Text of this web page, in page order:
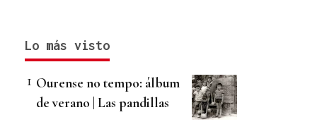
Lo más visto
Ourense no tempo: álbum
de verano | Las pandillas